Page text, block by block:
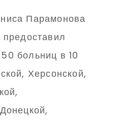
Парамонова
больниц в 10
Херсонской,